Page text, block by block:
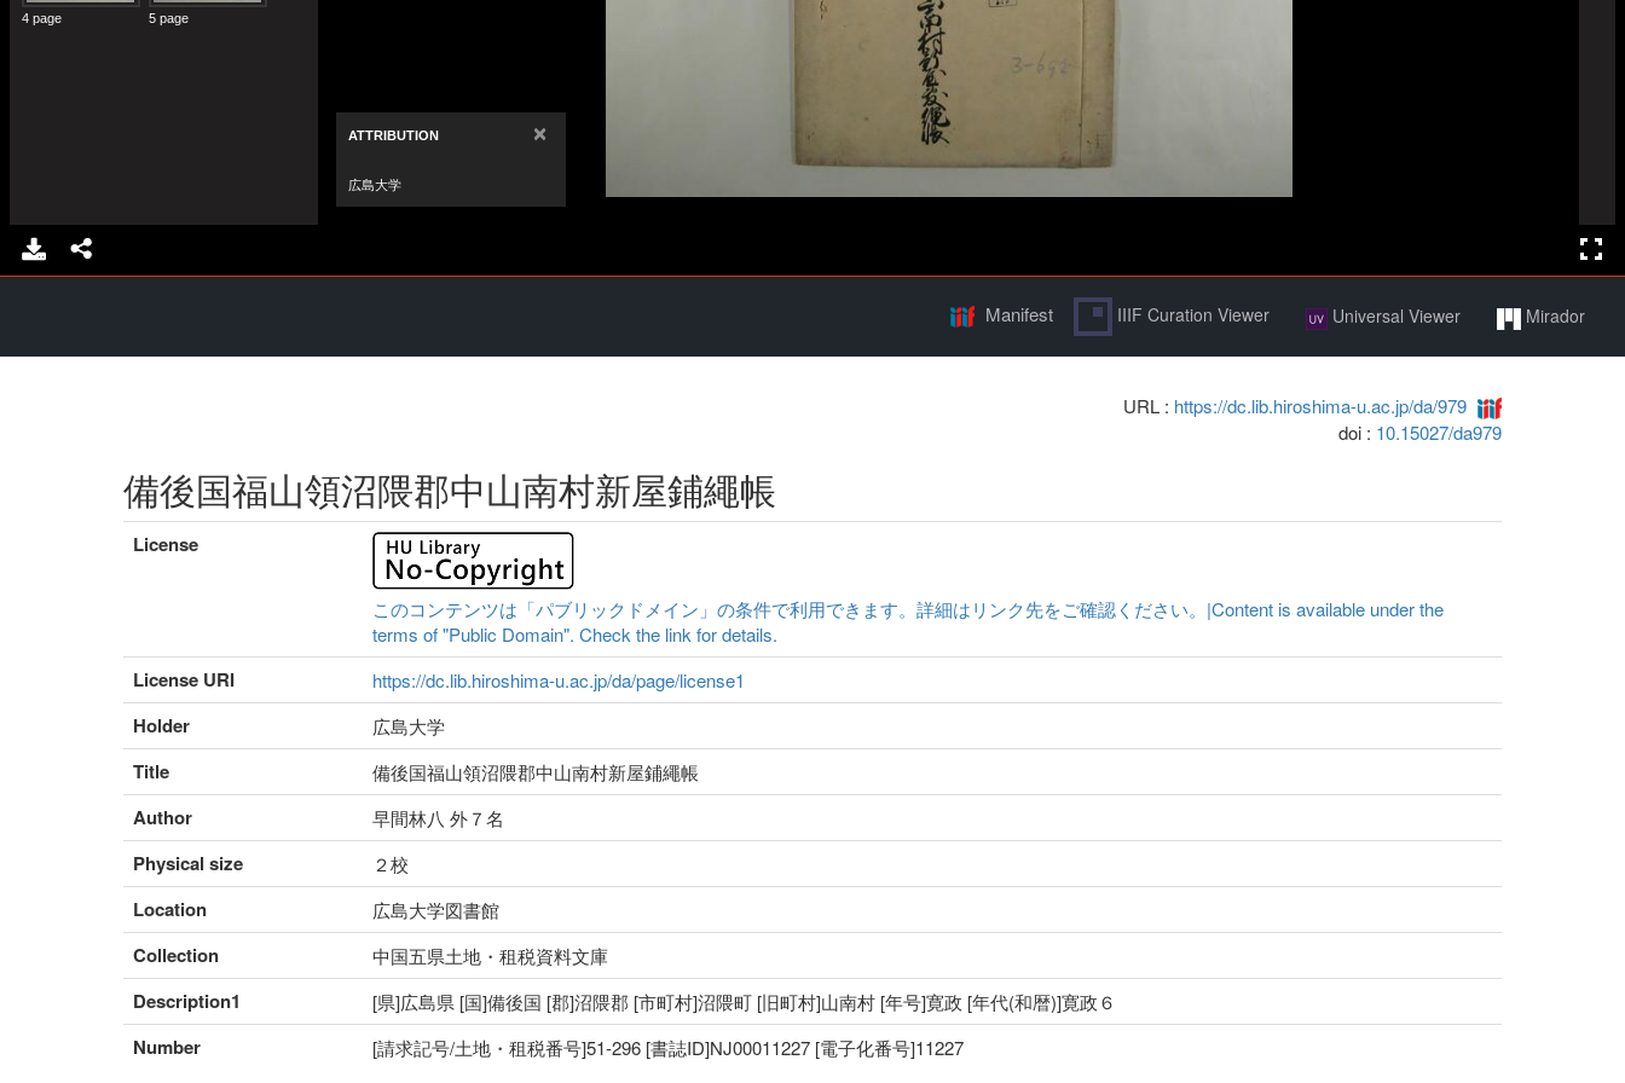
Manifest IIIF Curation Viewer Universal Viewer Mirador
URL : https://dc.lib.hiroshima-u.ac.jp/da/979
doi : 10.15027/da979
備後国福山領沼隈郡中山南村新屋鋪繩帳
License
このコンテンツは「パブリックドメイン」の条件で利用できます。詳細はリンク先をご確認ください。|Content is available under the
terms of "Public Domain". Check the link for details.
License URI https://dc.lib.hiroshima-u.ac.jp/da/page/license1
Holder 広島大学
Title 備後国福山領沼隈郡中山南村新屋鋪繩帳
Author 早間林八 外７名
Physical size ２校
Location 広島大学図書館
Collection 中国五県土地・租税資料文庫
Description1 [県]広島県 [国]備後国 [郡]沼隈郡 [市町村]沼隈町 [旧町村]山南村 [年号]寛政 [年代(和暦)]寛政６
Number [請求記号/土地・租税番号]51-296 [書誌ID]NJ00011227 [電子化番号]11227